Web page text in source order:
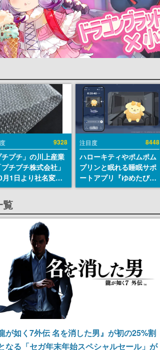
9328
チプチ」の川上産業
チプチ株式会社」
月1日より社名変更
業58年で初めての
、“プチッ”と鳴る
みの緩衝材が会社
に
注目度 8448
ハローキティやポムポム
プリンと眠れる睡眠サポ
ートアプリ『ゆめたび』
が配信中。キャラごとの
覧
が如く7外伝 名を消した男』が初の25%割
なる「セガ年末年始スペシャルセール」が